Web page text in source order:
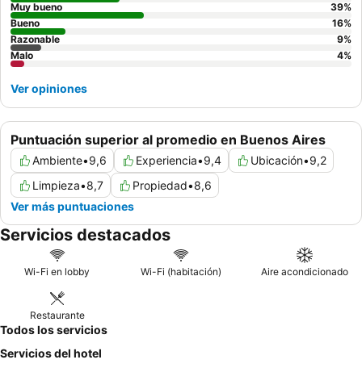
Puntuación superior al promedio en Buenos Aires
Ambiente•9,6 Experiencia•9,4 Ubicación•9,2
Limpieza•8,7 Propiedad•8,6
Ver más puntuaciones
Muy bueno
39%
Bueno
16%
Razonable
9%
Malo
4%
Ver opiniones
Servicios destacados
Wi-Fi en lobby Wi-Fi (habitación) Aire acondicionado
Restaurante
Todos los servicios
Servicios del hotel